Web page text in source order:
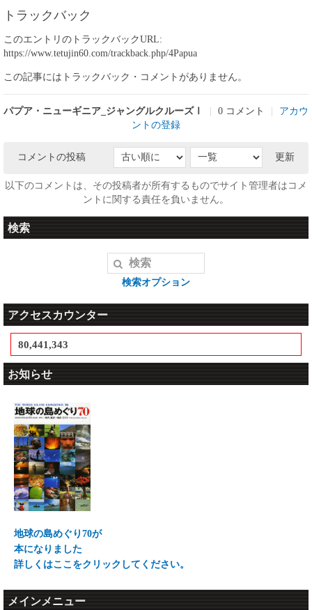
トラックバック
このエントリのトラックバックURL:
https://www.tetujin60.com/trackback.php/4Papua
この記事にはトラックバック・コメントがありません。
パプア・ニューギニア_ジャングルクルーズⅠ 0 コメント
アカウ
ントの登録
コメントの投稿 更新
以下のコメントは、その投稿者が所有するものでサイト管理者はコメ
ントに関する責任を負いません。
検索
検索オプション
アクセスカウンター
80,441,343
お知らせ
地球の島めぐり70が
本になりました
詳しくはここをクリックしてください。
メインメニュー